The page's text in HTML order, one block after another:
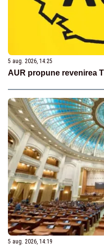
5 aug. 2026, 14:25
AUR propune revenirea
5 aug. 2026, 14:19